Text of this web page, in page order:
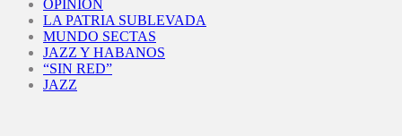
OPINIÓN
LA PATRIA SUBLEVADA
MUNDO SECTAS
JAZZ Y HABANOS
“SIN RED”
JAZZ